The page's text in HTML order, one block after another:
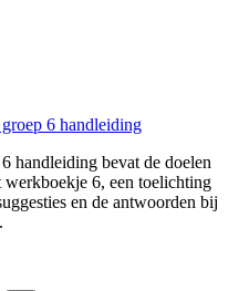
6 handleiding
handleiding bevat de doelen
werkboekje 6, een toelichting
en de antwoorden bij